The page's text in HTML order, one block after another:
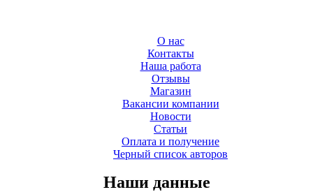
О нас
Контакты
Наша работа
Отзывы
Магазин
Вакансии компании
Новости
Статьи
Оплата и получение
Черный список авторов
Наши данные